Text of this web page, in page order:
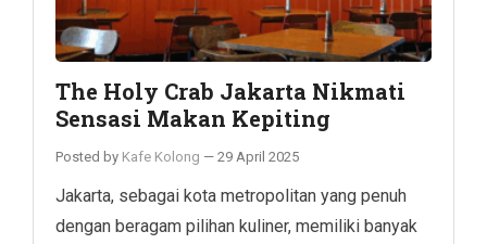
The Holy Crab Jakarta Nikmati
Sensasi Makan Kepiting
Posted by Kafe Kolong — 29 April 2025
Jakarta, sebagai kota metropolitan yang penuh
dengan beragam pilihan kuliner, memiliki banyak